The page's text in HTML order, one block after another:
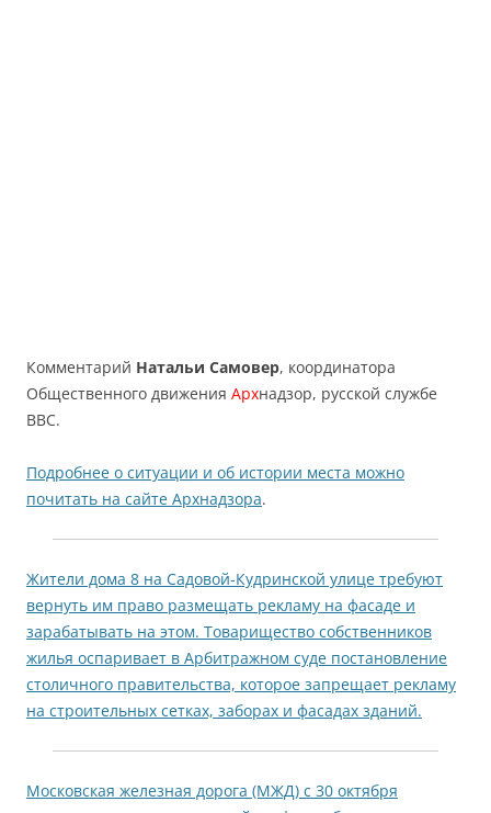
Комментарий Натальи Самовер, координатора
Общественного движения Архнадзор, русской службе
ВВС.
Подробнее о ситуации и об истории места можно
почитать на сайте Архнадзора.
Жители дома 8 на Садовой-Кудринской улице требуют
вернуть им право размещать рекламу на фасаде и
зарабатывать на этом. Товарищество собственников
жилья оспаривает в Арбитражном суде постановление
столичного правительства, которое запрещает рекламу
на строительных сетках, заборах и фасадах зданий.
Московская железная дорога (МЖД) с 30 октября